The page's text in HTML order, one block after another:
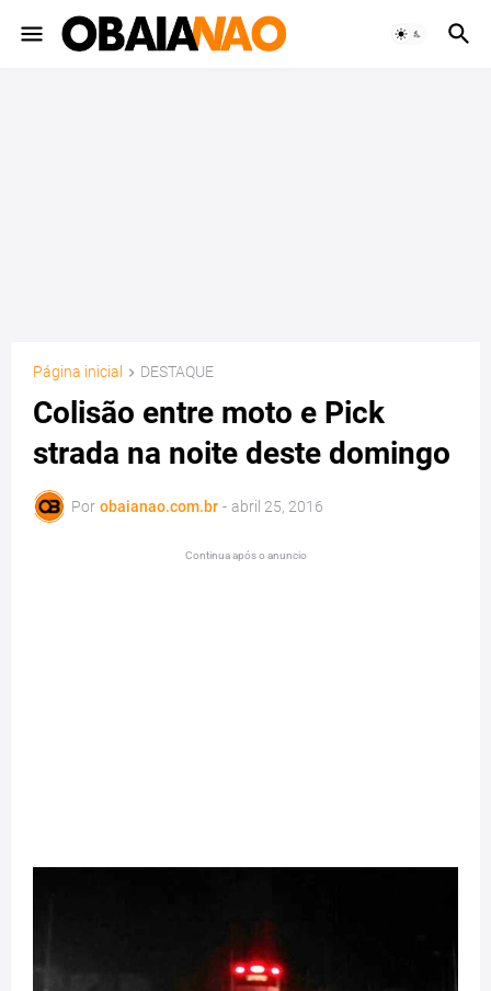
Página inicial DESTAQUE
Colisão entre moto e Pick
strada na noite deste domingo
Por obaianao.com.br - abril 25, 2016
Continua após o anuncio